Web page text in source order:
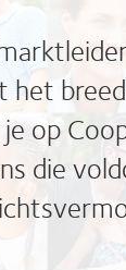
op
die